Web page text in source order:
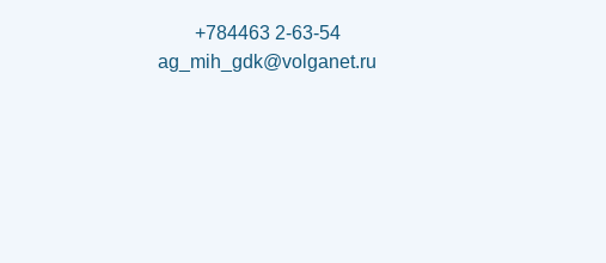
+784463 2-63-54
ag_mih_gdk@volganet.ru